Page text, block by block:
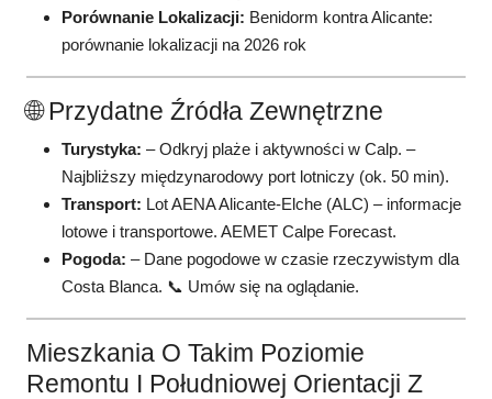
Porównanie Lokalizacji: Benidorm kontra Alicante:
porównanie lokalizacji na 2026 rok
🌐 Przydatne Źródła Zewnętrzne
Turystyka: – Odkryj plaże i aktywności w Calp. –
Najbliższy międzynarodowy port lotniczy (ok. 50 min).
Transport: Lot AENA Alicante-Elche (ALC) – informacje
lotowe i transportowe. AEMET Calpe Forecast.
Pogoda: – Dane pogodowe w czasie rzeczywistym dla
Costa Blanca. 📞 Umów się na oglądanie.
Mieszkania O Takim Poziomie
Remontu I Południowej Orientacji Z